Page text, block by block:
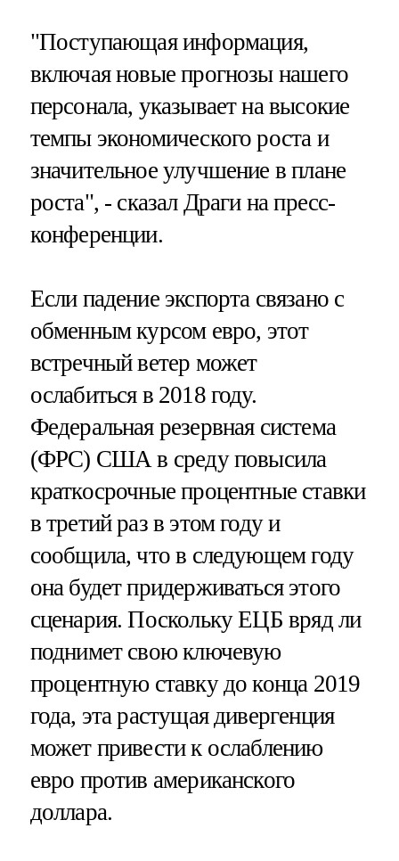
"Поступающая информация,
включая новые прогнозы нашего
персонала, указывает на высокие
темпы экономического роста и
значительное улучшение в плане
роста", - сказал Драги на пресс-
конференции.
Если падение экспорта связано с
обменным курсом евро, этот
встречный ветер может
ослабиться в 2018 году.
Федеральная резервная система
(ФРС) США в среду повысила
краткосрочные процентные ставки
в третий раз в этом году и
сообщила, что в следующем году
она будет придерживаться этого
сценария. Поскольку ЕЦБ вряд ли
поднимет свою ключевую
процентную ставку до конца 2019
года, эта растущая дивергенция
может привести к ослаблению
евро против американского
доллара.